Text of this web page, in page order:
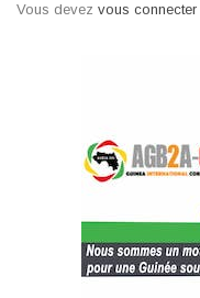
Vous devez vous connecter